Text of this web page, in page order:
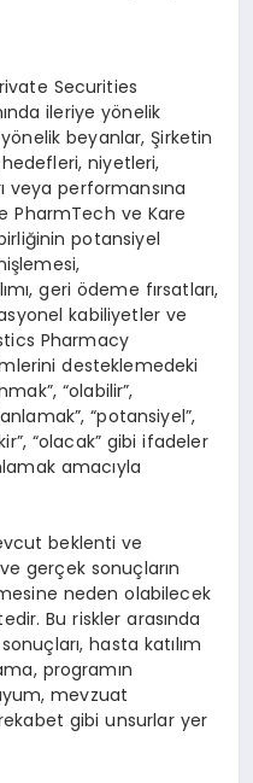
Securities
ileriye yönelik
beyanlar, Şirketin
hedefleri, niyetleri,
veya performansına
PharmTech ve Kare
potansiyel
geri ödeme fırsatları,
kabiliyetler ve
Pharmacy
desteklemedeki
“olabilir”,
“potansiyel”,
“olacak” gibi ifadeler
amacıyla
beklenti ve
gerçek sonuçların
neden olabilecek
Bu riskler arasında
hasta katılım
programın
mevzuat
gibi unsurlar yer